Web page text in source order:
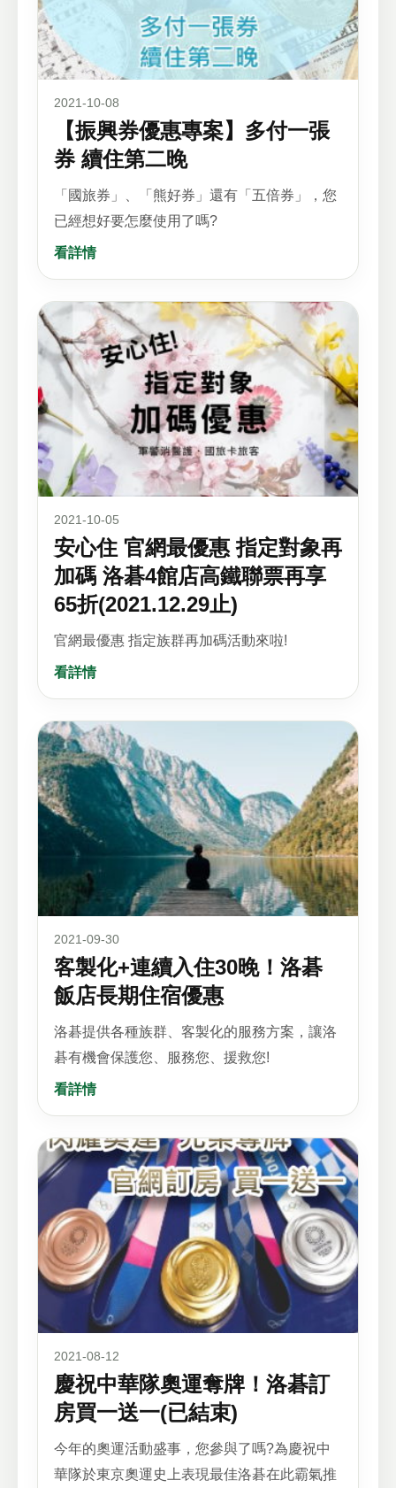
2021-10-08
【振興券優惠專案】多付一張
券 續住第二晚
「國旅券」、「熊好券」還有「五倍券」，您
已經想好要怎麼使用了嗎?
看詳情
2021-10-05
安心住 官網最優惠 指定對象再
加碼 洛碁4館店高鐵聯票再享
65折(2021.12.29止)
官網最優惠 指定族群再加碼活動來啦!
看詳情
2021-09-30
客製化+連續入住30晚！洛碁
飯店長期住宿優惠
洛碁提供各種族群、客製化的服務方案，讓洛
碁有機會保護您、服務您、援救您!
看詳情
2021-08-12
慶祝中華隊奧運奪牌！洛碁訂
房買一送一(已結束)
今年的奧運活動盛事，您參與了嗎?為慶祝中
華隊於東京奧運史上表現最佳洛碁在此霸氣推